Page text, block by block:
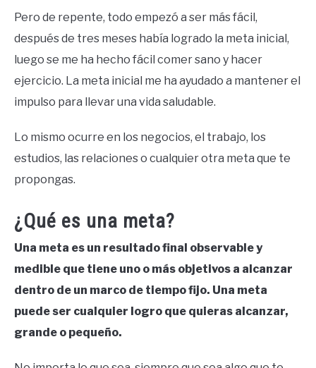
Pero de repente, todo empezó a ser más fácil,
después de tres meses había logrado la meta inicial,
luego se me ha hecho fácil comer sano y hacer
ejercicio. La meta inicial me ha ayudado a mantener el
impulso para llevar una vida saludable.
Lo mismo ocurre en los negocios, el trabajo, los
estudios, las relaciones o cualquier otra meta que te
propongas.
¿Qué es una meta?
Una meta es un resultado final observable y
medible que tiene uno o más objetivos a alcanzar
dentro de un marco de tiempo fijo. Una meta
puede ser cualquier logro que quieras alcanzar,
grande o pequeño.